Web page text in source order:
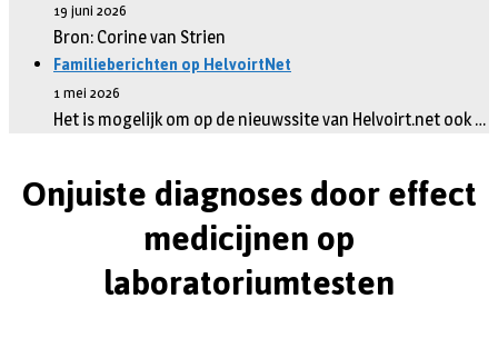
19 juni 2026
Bron: Corine van Strien
Familieberichten op HelvoirtNet
1 mei 2026
Het is mogelijk om op de nieuwssite van Helvoirt.net ook …
Onjuiste diagnoses door effect
medicijnen op
laboratoriumtesten